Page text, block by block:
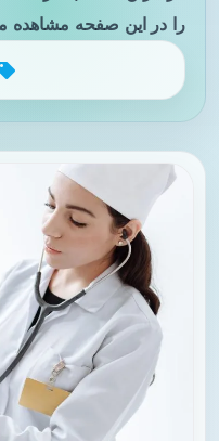
را در این صفحه مشاهده